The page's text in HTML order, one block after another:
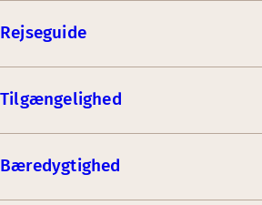
Rejseguide
Tilgængelighed
Bæredygtighed